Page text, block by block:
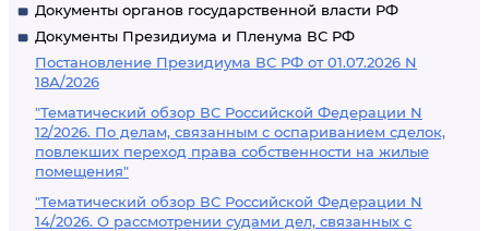
Документы органов государственной власти РФ
Документы Президиума и Пленума ВС РФ
Постановление Президиума ВС РФ от 01.07.2026 N
18А/2026
"Тематический обзор ВС Российской Федерации N
12/2026. По делам, связанным с оспариванием сделок,
повлекших переход права собственности на жилые
помещения"
"Тематический обзор ВС Российской Федерации N
14/2026. О рассмотрении судами дел, связанных с